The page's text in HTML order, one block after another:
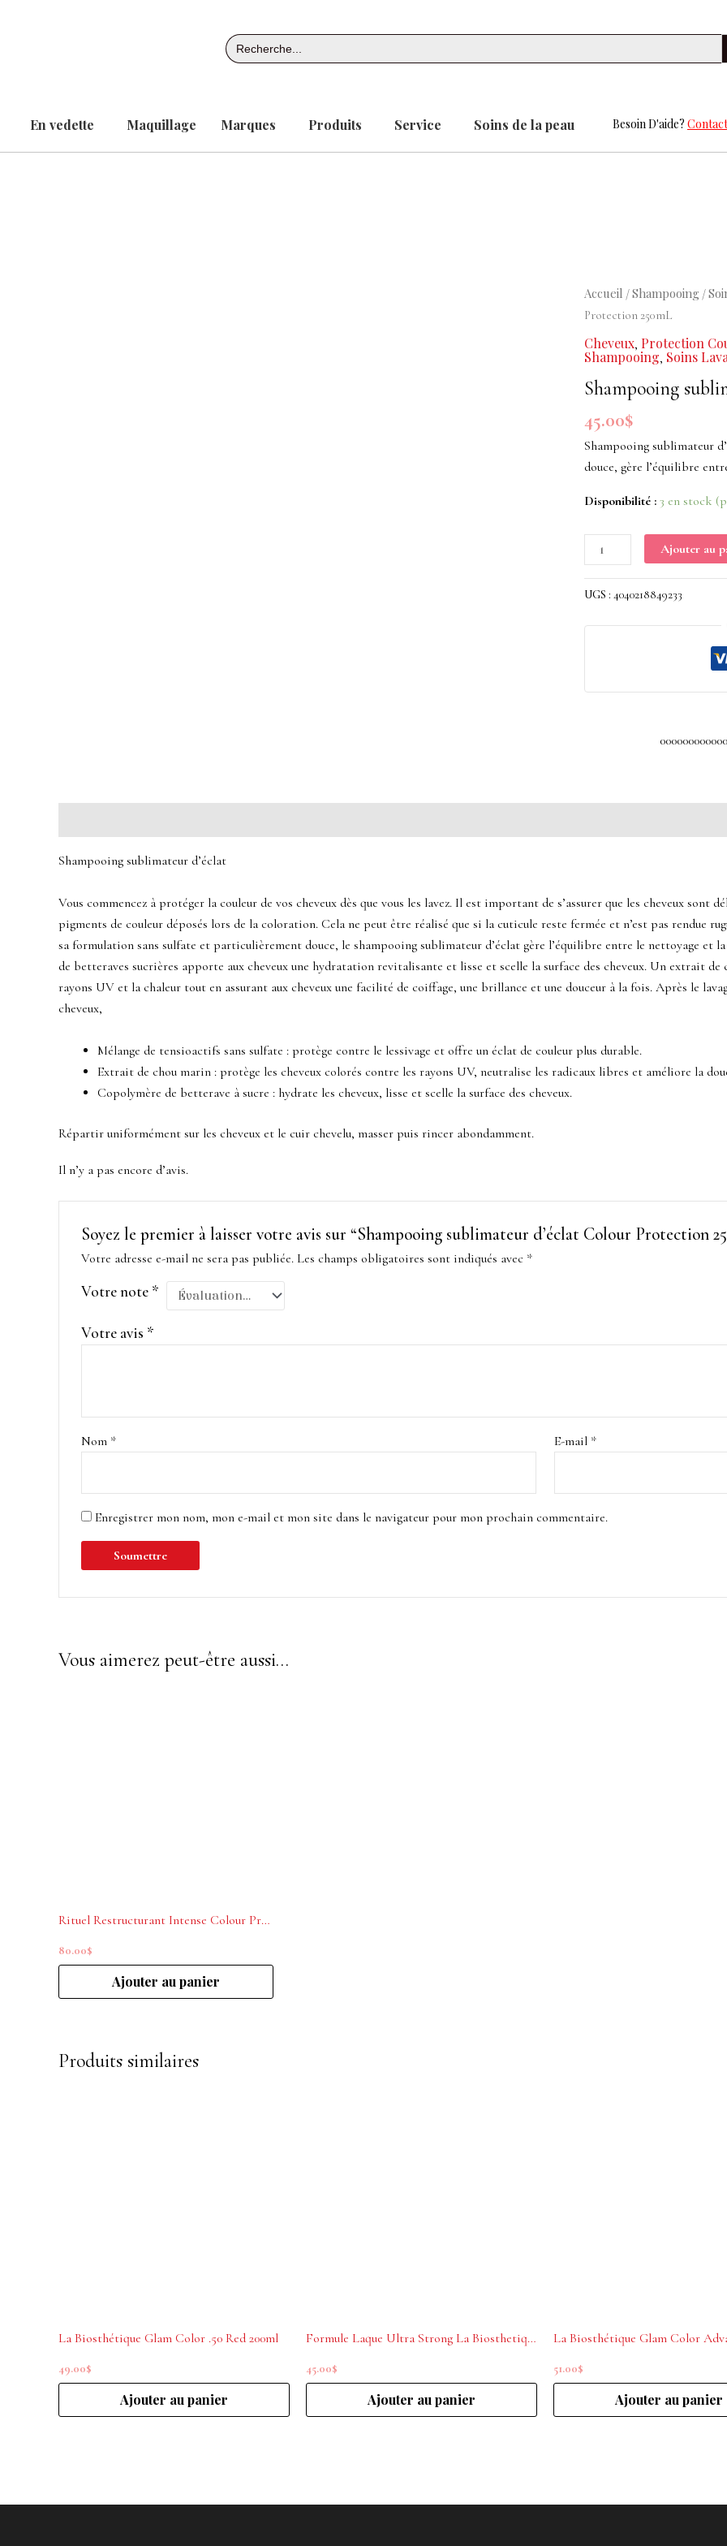
Search
for:
En vedette Maquillage Marques Produits Service Soins de la peau Besoin D'aide?
Accueil /Shampooing /
Protection 250mL
Cheveux, Protection
Shampooing, Soins
Shampooing
45.00$
Shampooing sublimateur
douce, gère l’équilibre
Disponibilité : 3 en stock
quantité
de
Shampooing
sublimateur
d'éclat
Colour
Protection
250mL
Ajouter au
UGS : 4040218849233
Shampooing sublimateur d’éclat
Vous commencez à protéger la couleur de vos cheveux dès que vous les lavez. Il est important de s’assurer que les cheveux sont
pigments de couleur déposés lors de la coloration. Cela ne peut être réalisé que si la cuticule reste fermée et n’est pas rendue
sa formulation sans sulfate et particulièrement douce, le shampooing sublimateur d’éclat gère l’équilibre entre le nettoyage
de betteraves sucrières apporte aux cheveux une hydratation revitalisante et lisse et scelle la surface des cheveux. Un extrait
rayons UV et la chaleur tout en assurant aux cheveux une facilité de coiffage, une brillance et une douceur à la fois. Après le
cheveux,
Mélange de tensioactifs sans sulfate : protège contre le lessivage et offre un éclat de couleur plus durable.
Extrait de chou marin : protège les cheveux colorés contre les rayons UV, neutralise les radicaux libres et améliore la
Copolymère de betterave à sucre : hydrate les cheveux, lisse et scelle la surface des cheveux.
Répartir uniformément sur les cheveux et le cuir chevelu, masser puis rincer abondamment.
Il n’y a pas encore d’avis.
Soyez le premier à laisser votre avis sur “Shampooing sublimateur d’éclat Colour Protection
Votre adresse e-mail ne sera pas publiée. Les champs obligatoires sont indiqués avec *
Votre note *
Votre avis *
Nom * E-mail *
Enregistrer mon nom, mon e-mail et mon site dans le navigateur pour mon prochain commentaire.
Vous aimerez peut-être aussi…
Rituel Restructurant Intense Colour Protection La Biosthetique
80.00$
Ajouter au panier
Produits similaires
La Biosthétique Glam Color .50 Red 200ml
49.00$
Ajouter au panier
Formule Laque Ultra Strong La Biosthetique 300 ml
45.00$
Ajouter au panier
51.00$
Ajouter au panier